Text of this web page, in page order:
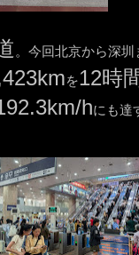
。今回北京から深圳
を12時
hにも達